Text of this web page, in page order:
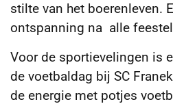
stilte van het boerenleven.
ontspanning na alle
Voor de sportievelingen is
de voetbaldag bij SC
de energie met potjes